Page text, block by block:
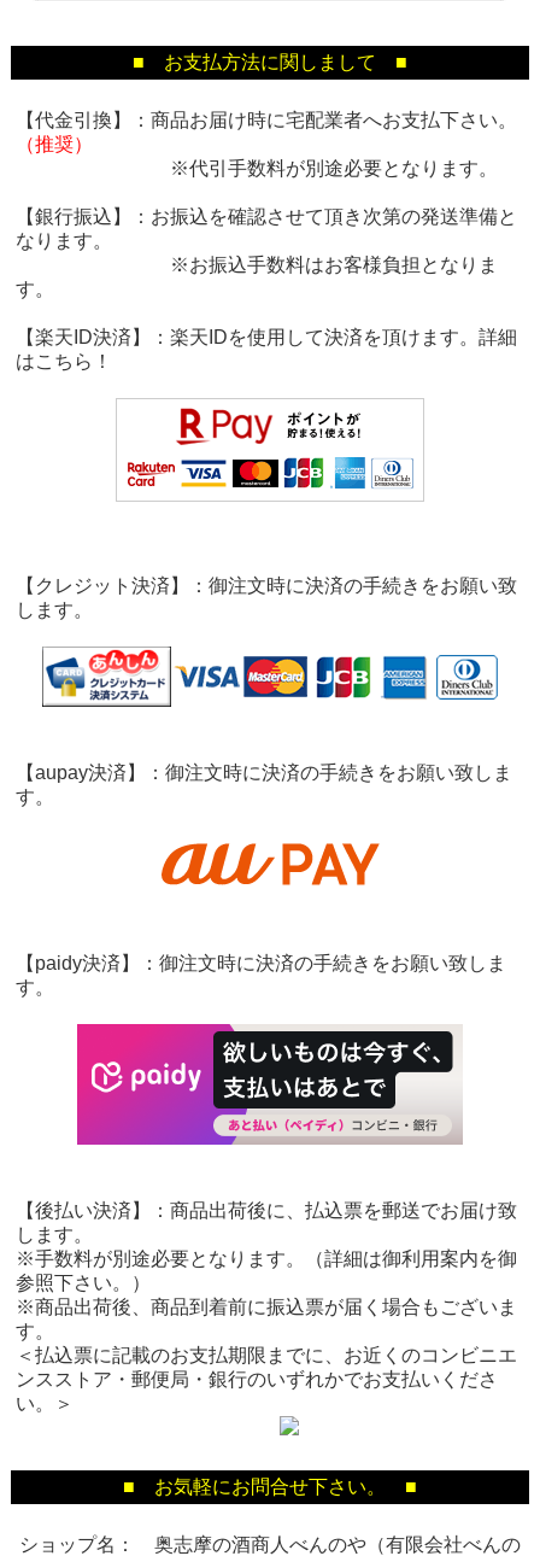
■ お支払方法に関しまして ■
【代金引換】：商品お届け時に宅配業者へお支払下さい。
（推奨）
※代引手数料が別途必要となります。
【銀行振込】：お振込を確認させて頂き次第の発送準備と
なります。
※お振込手数料はお客様負担となりま
す。
【楽天ID決済】：楽天IDを使用して決済を頂けます。詳細
はこちら！
【クレジット決済】：御注文時に決済の手続きをお願い致
します。
【aupay決済】：御注文時に決済の手続きをお願い致しま
す。
【paidy決済】：御注文時に決済の手続きをお願い致しま
す。
【後払い決済】：商品出荷後に、払込票を郵送でお届け致
します。
※手数料が別途必要となります。（詳細は御利用案内を御
参照下さい。）
※商品出荷後、商品到着前に振込票が届く場合もございま
す。
＜払込票に記載のお支払期限までに、お近くのコンビニエ
ンスストア・郵便局・銀行のいずれかでお支払いくださ
い。＞
■ お気軽にお問合せ下さい。 ■
ショップ名： 奥志摩の酒商人べんのや（有限会社べんの